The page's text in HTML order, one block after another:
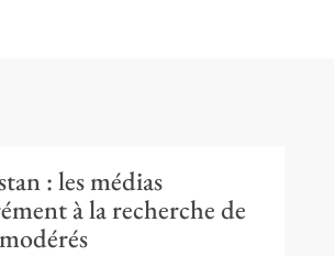
: les médias
à la recherche de